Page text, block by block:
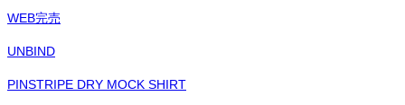
WEB完売
UNBIND
PINSTRIPE DRY MOCK SHIRT